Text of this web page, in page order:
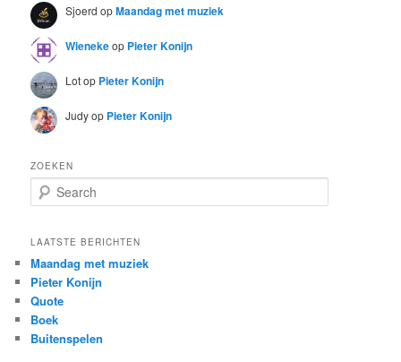
Sjoerd opMaandag met muziek
Wienekeop Pieter Konijn
Lotop Pieter Konijn
Judyop Pieter Konijn
ZOEKEN
e
r
h
LAATSTE BERICHTEN
Maandag met muziek
Pieter Konijn
Quote
Boek
Buitenspelen